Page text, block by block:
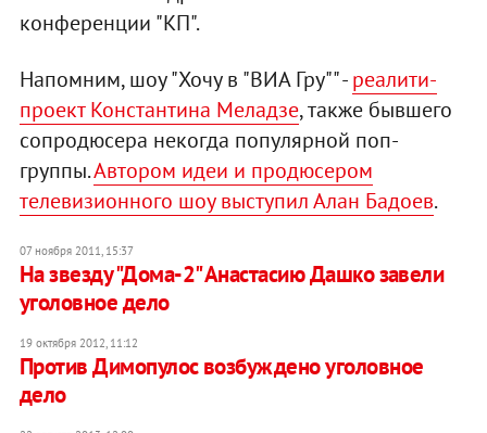
конференции "КП".
Напомним, шоу "Хочу в "ВИА Гру"" -реалити-
проект Константина Меладзе, также бывшего
сопродюсера некогда популярной поп-
группы.Автором идеи и продюсером
телевизионного шоу выступил Алан Бадоев.
07 ноября 2011, 15:37
На звезду "Дома-2" Анастасию Дашко завели
уголовное дело
19 октября 2012, 11:12
Против Димопулос возбуждено уголовное
дело